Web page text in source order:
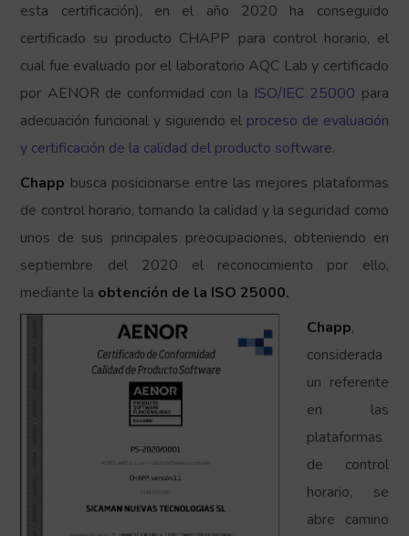
esta certificación), en el año 2020 ha conseguido
certificado su producto CHAPP para control horario, el
cual fue evaluado por el laboratorio AQC Lab y certificado
por AENOR de conformidad con la ISO/IEC 25000 para
adecuación funcional y siguiendo el proceso de evaluación
y certificación de la calidad del producto software.
Chapp busca posicionarse entre las mejores plataformas
de control horario, tomando la calidad y la seguridad como
unos de sus principales preocupaciones, obteniendo en
septiembre del 2020 el reconocimiento por ello,
mediante la obtención de la ISO 25000.
Chapp,
considerada
un referente
en las
plataformas
de control
horario, se
abre camino